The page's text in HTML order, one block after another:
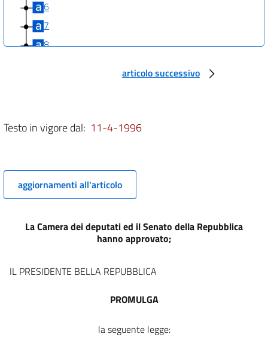
6
7
8
13
15
16
18
20
articolo successivo
Testo in vigore dal: 11-4-1996
aggiornamenti all'articolo
La Camera dei deputati ed il Senato della Repubblica
hanno approvato;
IL PRESIDENTE BELLA REPUBBLICA
PROMULGA
la seguente legge: